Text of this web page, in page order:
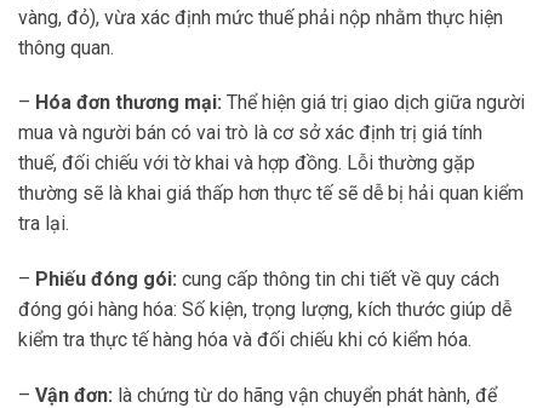
vàng, đỏ), vừa xác định mức thuế phải nộp nhằm thực hiện
thông quan.
– Hóa đơn thương mại: Thể hiện giá trị giao dịch giữa người
mua và người bán có vai trò là cơ sở xác định trị giá tính
thuế, đối chiếu với tờ khai và hợp đồng. Lỗi thường gặp
thường sẽ là khai giá thấp hơn thực tế sẽ dễ bị hải quan kiểm
tra lại.
– Phiếu đóng gói: cung cấp thông tin chi tiết về quy cách
đóng gói hàng hóa: Số kiện, trọng lượng, kích thước giúp dễ
kiểm tra thực tế hàng hóa và đối chiếu khi có kiểm hóa.
– Vận đơn: là chứng từ do hãng vận chuyển phát hành, để